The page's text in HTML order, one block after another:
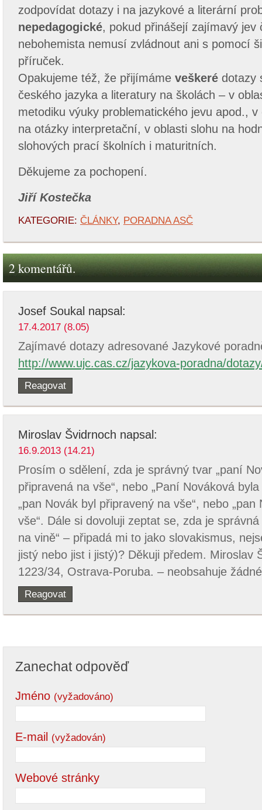
zodpovídat dotazy i na jazykové a literární
nepedagogické, pokud přinášejí zajímavý jev
nebohemista nemusí zvládnout ani s pomocí
příruček.
Opakujeme též, že přijímáme veškeré dotazy
českého jazyka a literatury na školách – v
metodiku výuky problematického jevu apod.,
na otázky interpretační, v oblasti slohu na
slohových prací školních i maturitních.
Děkujeme za pochopení.
Jiří Kostečka
KATEGORIE: ČLÁNKY, PORADNA ASČ
2 komentářů.
Josef Soukal napsal:
17.4.2017 (8.05)
Zajímavé dotazy adresované Jazykové
http://www.ujc.cas.cz/jazykova-poradna/
Reagovat
Miroslav Švidrnoch napsal:
16.9.2013 (14.21)
Prosím o sdělení, zda je správný tvar „paní
připravená na vše“, nebo „Paní Nováková
„pan Novák byl připravený na vše“, nebo
vše“. Dále si dovoluji zeptat se, zda je
na vině“ – připadá mi to jako slovakismus,
jistý nebo jist i jistý)? Děkuji předem. Miroslav
1223/34, Ostrava-Poruba. – neobsahuje
Reagovat
Zanechat odpověď
Jméno (vyžadováno)
E-mail (vyžadován)
Webové stránky